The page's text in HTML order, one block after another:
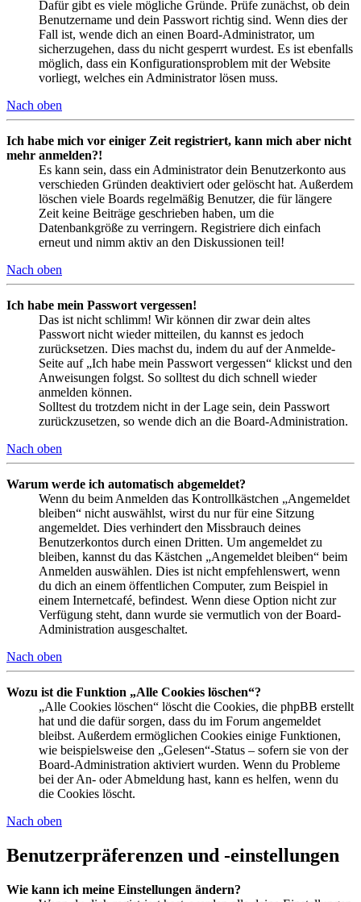
Dafür gibt es viele mögliche Gründe. Prüfe zunächst, ob dein
Benutzername und dein Passwort richtig sind. Wenn dies der
Fall ist, wende dich an einen Board-Administrator, um
sicherzugehen, dass du nicht gesperrt wurdest. Es ist ebenfalls
möglich, dass ein Konfigurationsproblem mit der Website
vorliegt, welches ein Administrator lösen muss.
Nach oben
Ich habe mich vor einiger Zeit registriert, kann mich aber nicht
mehr anmelden?!
Es kann sein, dass ein Administrator dein Benutzerkonto aus
verschieden Gründen deaktiviert oder gelöscht hat. Außerdem
löschen viele Boards regelmäßig Benutzer, die für längere
Zeit keine Beiträge geschrieben haben, um die
Datenbankgröße zu verringern. Registriere dich einfach
erneut und nimm aktiv an den Diskussionen teil!
Nach oben
Ich habe mein Passwort vergessen!
Das ist nicht schlimm! Wir können dir zwar dein altes
Passwort nicht wieder mitteilen, du kannst es jedoch
zurücksetzen. Dies machst du, indem du auf der Anmelde-
Seite auf „Ich habe mein Passwort vergessen“ klickst und den
Anweisungen folgst. So solltest du dich schnell wieder
anmelden können.
Solltest du trotzdem nicht in der Lage sein, dein Passwort
zurückzusetzen, so wende dich an die Board-Administration.
Nach oben
Warum werde ich automatisch abgemeldet?
Wenn du beim Anmelden das Kontrollkästchen „Angemeldet
bleiben“ nicht auswählst, wirst du nur für eine Sitzung
angemeldet. Dies verhindert den Missbrauch deines
Benutzerkontos durch einen Dritten. Um angemeldet zu
bleiben, kannst du das Kästchen „Angemeldet bleiben“ beim
Anmelden auswählen. Dies ist nicht empfehlenswert, wenn
du dich an einem öffentlichen Computer, zum Beispiel in
einem Internetcafé, befindest. Wenn diese Option nicht zur
Verfügung steht, dann wurde sie vermutlich von der Board-
Administration ausgeschaltet.
Nach oben
Wozu ist die Funktion „Alle Cookies löschen“?
„Alle Cookies löschen“ löscht die Cookies, die phpBB erstellt
hat und die dafür sorgen, dass du im Forum angemeldet
bleibst. Außerdem ermöglichen Cookies einige Funktionen,
wie beispielsweise den „Gelesen“-Status – sofern sie von der
Board-Administration aktiviert wurden. Wenn du Probleme
bei der An- oder Abmeldung hast, kann es helfen, wenn du
die Cookies löscht.
Nach oben
Benutzerpräferenzen und -einstellungen
Wie kann ich meine Einstellungen ändern?